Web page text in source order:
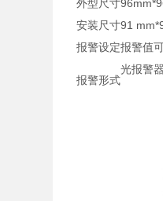
外型尺寸
安装尺寸91
报警设定报警值
报警形式
光报警